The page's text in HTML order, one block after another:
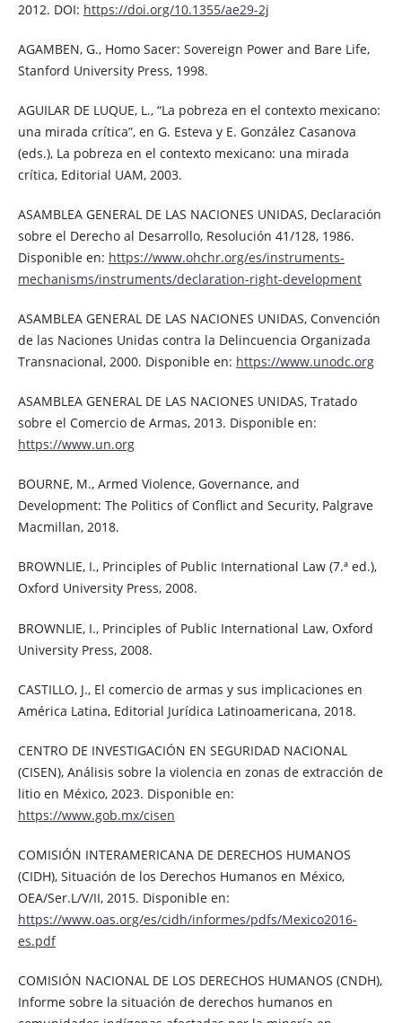
2012. DOI: https://doi.org/10.1355/ae29-2j
AGAMBEN, G., Homo Sacer: Sovereign Power and Bare Life,
Stanford University Press, 1998.
AGUILAR DE LUQUE, L., “La pobreza en el contexto mexicano:
una mirada crítica”, en G. Esteva y E. González Casanova
(eds.), La pobreza en el contexto mexicano: una mirada
crítica, Editorial UAM, 2003.
ASAMBLEA GENERAL DE LAS NACIONES UNIDAS, Declaración
sobre el Derecho al Desarrollo, Resolución 41/128, 1986.
Disponible en: https://www.ohchr.org/es/instruments-
mechanisms/instruments/declaration-right-development
ASAMBLEA GENERAL DE LAS NACIONES UNIDAS, Convención
de las Naciones Unidas contra la Delincuencia Organizada
Transnacional, 2000. Disponible en: https://www.unodc.org
ASAMBLEA GENERAL DE LAS NACIONES UNIDAS, Tratado
sobre el Comercio de Armas, 2013. Disponible en:
https://www.un.org
BOURNE, M., Armed Violence, Governance, and
Development: The Politics of Conflict and Security, Palgrave
Macmillan, 2018.
BROWNLIE, I., Principles of Public International Law (7.ª ed.),
Oxford University Press, 2008.
BROWNLIE, I., Principles of Public International Law, Oxford
University Press, 2008.
CASTILLO, J., El comercio de armas y sus implicaciones en
América Latina, Editorial Jurídica Latinoamericana, 2018.
CENTRO DE INVESTIGACIÓN EN SEGURIDAD NACIONAL
(CISEN), Análisis sobre la violencia en zonas de extracción de
litio en México, 2023. Disponible en:
https://www.gob.mx/cisen
COMISIÓN INTERAMERICANA DE DERECHOS HUMANOS
(CIDH), Situación de los Derechos Humanos en México,
OEA/Ser.L/V/II, 2015. Disponible en:
https://www.oas.org/es/cidh/informes/pdfs/Mexico2016-
es.pdf
COMISIÓN NACIONAL DE LOS DERECHOS HUMANOS (CNDH),
Informe sobre la situación de derechos humanos en